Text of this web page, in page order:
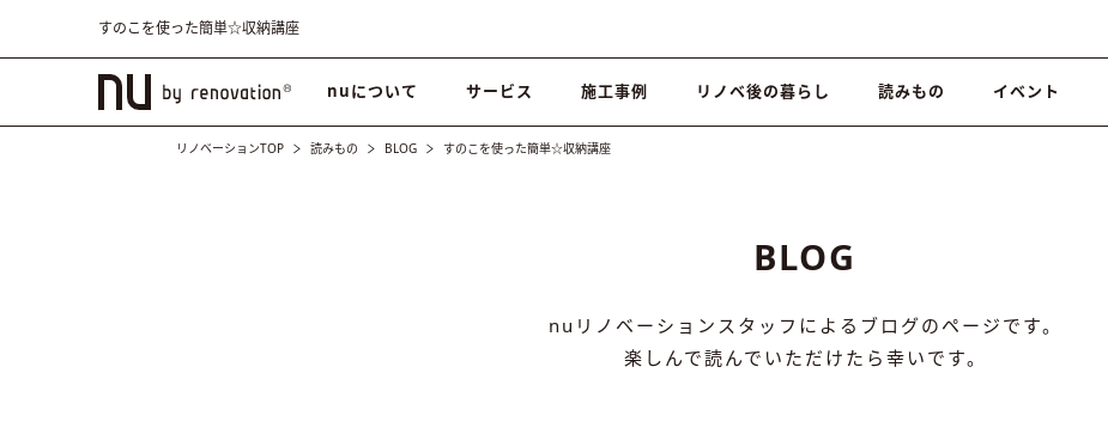
すのこを使った簡単☆収納講座
nuについて サービス 施工事例 リノベ後の暮らし 読みもの イベント
リノベーションTOP 読みもの BLOG すのこを使った簡単☆収納講座
BLOG
nuリノベーションスタッフによるブログのページです。
楽しんで読んでいただけたら幸いです。